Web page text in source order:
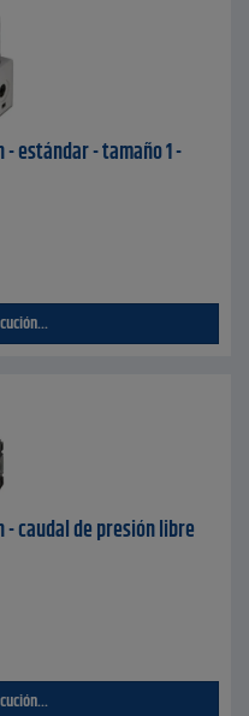
estándar - tamaño 1 -
caudal de presión libre